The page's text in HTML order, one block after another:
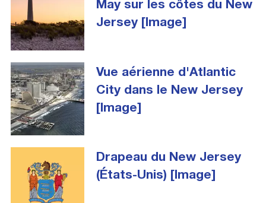
May sur les côtes du New
Jersey [Image]
Vue aérienne d'Atlantic
City dans le New Jersey
[Image]
Drapeau du New Jersey
(États-Unis) [Image]